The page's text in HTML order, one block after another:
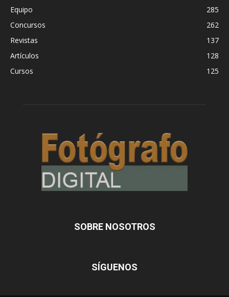
Equipo
285
Concursos
262
Revistas
137
Artículos
128
Cursos
125
SOBRE NOSOTROS
SÍGUENOS